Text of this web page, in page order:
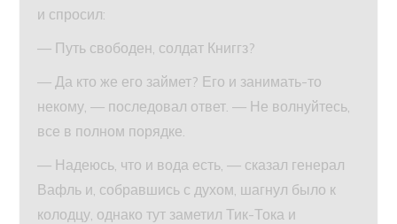
и спросил:
— Путь свободен, солдат Книггз?
— Да кто же его займет? Его и занимать-то
некому, — последовал ответ. — Не волнуйтесь,
все в полном порядке.
— Надеюсь, что и вода есть, — сказал генерал
Вафль и, собравшись с духом, шагнул было к
колодцу, однако тут заметил Тик-Тока и